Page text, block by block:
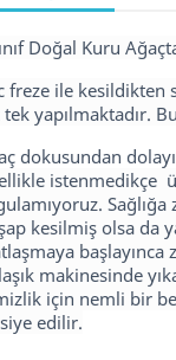
Doğal Kuru
freze ile kesildikten
yapılmaktadır.
dokusundan
istenmedikçe
kesilmiş olsa da
makinesinde
için nemli bir
edilir.